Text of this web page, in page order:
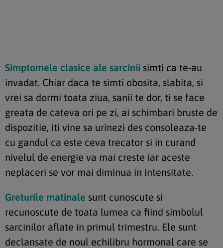
Simptomele clasice ale sarcinii simti ca te-au
invadat. Chiar daca te simti obosita, slabita, si
vrei sa dormi toata ziua, sanii te dor, ti se face
greata de cateva ori pe zi, ai schimbari bruste de
dispozitie, iti vine sa urinezi des consoleaza-te
cu gandul ca este ceva trecator si in curand
nivelul de energie va mai creste iar aceste
neplaceri se vor mai diminua in intensitate.
Greturile matinale sunt cunoscute si
recunoscute de toata lumea ca fiind simbolul
sarcinilor aflate in primul trimestru. Ele sunt
declansate de noul echilibru hormonal care se